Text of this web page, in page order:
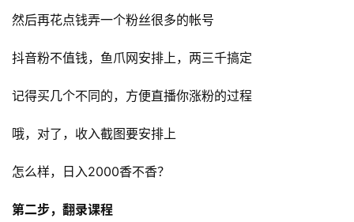
坑
南
运
百
创
然后再花点钱弄一个粉丝很多的帐号
抖音粉不值钱，鱼爪网安排上，两三千搞定
记得买几个不同的，方便直播你涨粉的过程
哦，对了，收入截图要安排上
怎么样，日入2000​香不香？
第二步，翻录课程